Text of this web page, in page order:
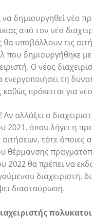
δημιουργηθεί νέο
από τον νέο
θα υποβάλλουν τις
που δημιουργήθηκε
Ο νέος
ενεργοποιήσει τη
πρόκειται για
αλλάξει ο
2021, όπου λήγει η
τότε όποιες
θέρμανσης
2022 θα πρέπει να
διαχειριστή,
διασταύρωση.